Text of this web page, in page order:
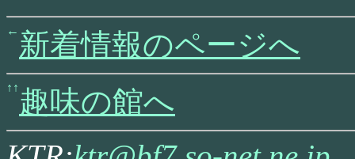
新着情報のページへ
趣味の館へ